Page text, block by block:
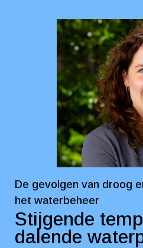
De gevolgen van droog
het waterbeheer
Stijgende
dalende